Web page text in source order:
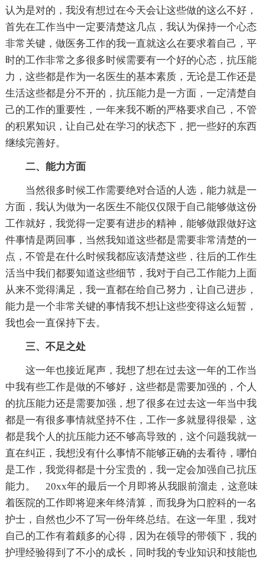
认为是对的，我没有想过在今天会让这些做的这么不好，
首先在工作当中一定要清楚这几点，我认为保持一个心态
非常关键，做医务工作的我一直就这么在要求着自己，平
时的工作非常之多很多时候需要有一个好的心态，抗压能
力，这些都是作为一名医生的基本素质，无论是工作还是
生活这些都是分不开的，抗压能力是一方面，一定清楚自
己的工作的重要性，一年来我不断的严格要求自己，不管
的积累知识，让自己处在学习的状态下，把一些好的东西
继续完善好。
二、能力方面
当然很多时候工作需要绝对合适的人选，能力就是一
方面，我认为做为一名医生不能仅仅限于自己能够做这份
工作就好，我觉得一定要有进步的精神，能够做跟做好这
件事情是两回事，当然我知道这些都是需要非常清楚的一
点，不管是在什么时候我都应该清楚这些，往后的工作生
活当中我们都要知道这些细节，我对于自己工作能力上面
从来不觉得满足，我一直都在给自己努力，让自己进步，
能力是一个非常关键的事情我不想让这些变得这么短暂，
我也会一直保持下去。
三、不足之处
这一年也接近尾声，我想了想在过去这一年的工作当
中我有些工作是做的不够好，这些都是需要加强的，个人
的抗压能力还是需要加强，想了很多在过去这一年当中我
都是一有很多事情就坚持不住，工作一多就显得很晕，这
都是我个人的抗压能力还不够高导致的，这个问题我就一
直在纠正，我想没有什么事情不能够正确的去看待，哪怕
是工作，我觉得都是十分宝贵的，我一定会加强自己抗压
能力。 20xx年的最后一个月即将从我眼前溜走，这意味
着医院的工作即将迎来年终清算，而我身为口腔科的一名
护士，自然也少不了写一份年终总结。在这一年里，我对
自己的工作有着颇多的心得，因为在领导的带领下，我的
护理经验得到了不小的成长，同时我的专业知识和技能也